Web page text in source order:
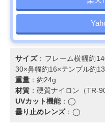
サイズ：フレーム横幅約
30×鼻幅約16×テンプル約
重量 ：約24g
材質 ：硬質ナイロン（TR-90
UVカット機能：◯
曇り止めレンズ：◯